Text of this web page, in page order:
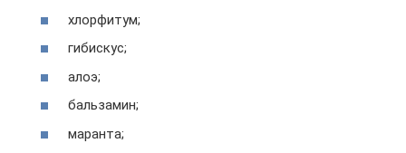
хлорфитум;
гибискус;
алоэ;
бальзамин;
маранта;